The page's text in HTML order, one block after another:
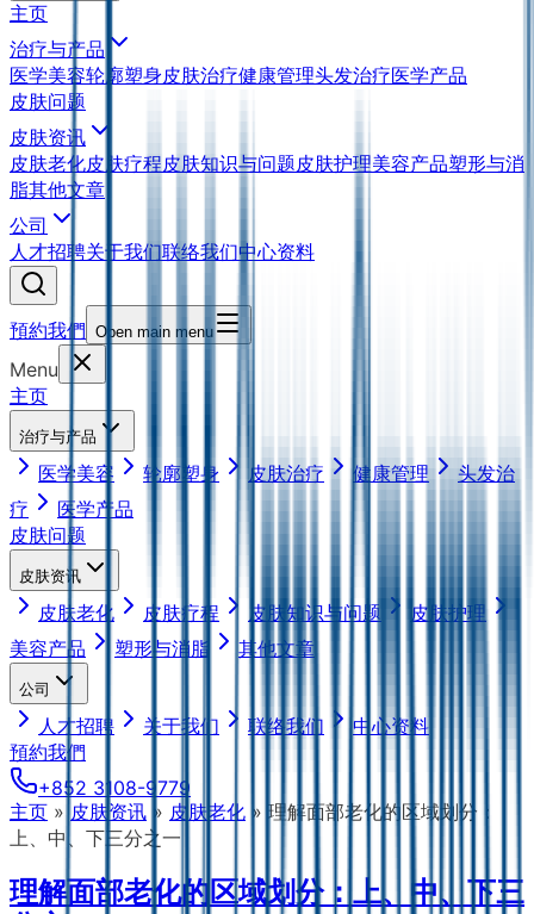
主页
治疗与产品
医学美容轮廓塑身皮肤治疗健康管理头发治疗医学产品
皮肤问题
皮肤资讯
皮肤老化皮肤疗程皮肤知识与问题皮肤护理美容产品塑形与消
脂其他文章
公司
人才招聘关于我们联络我们中心资料
預約我們 Open main menu
Menu
主页
治疗与产品
医学美容 轮廓塑身 皮肤治疗 健康管理
头发治
疗
医学产品
皮肤问题
皮肤资讯
皮肤老化 皮肤疗程 皮肤知识与问题
皮肤护理
美容产品
塑形与消脂 其他文章
公司
人才招聘 关于我们 联络我们
中心资料
預約我們
+852 3108-9779
主页 » 皮肤资讯 » 皮肤老化 » 理解面部老化的区域划分：
上、中、下三分之一
理解面部老化的区域划分：上、中、下三